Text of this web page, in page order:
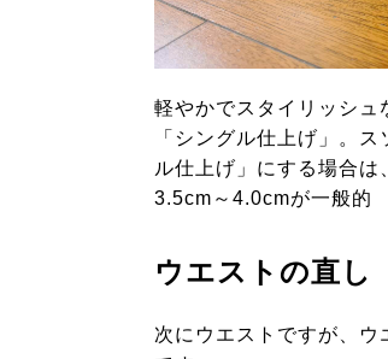
軽やかでスタイリッシュ
「シングル仕上げ」。
ル仕上げ」にする場合は
3.5cm～4.0cmが一般的
ウエストの直し
次にウエストですが、